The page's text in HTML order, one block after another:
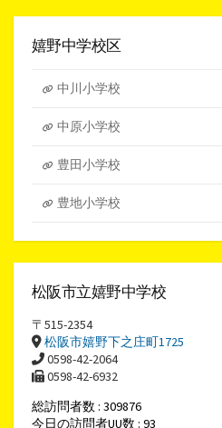
イ
嬉野中学校区
中川小学校
中原小学校
豊田小学校
豊地小学校
松阪市立嬉野中学校
〒515-2354
松阪市嬉野下之庄町1725
0598-42-2064
0598-42-6932
総訪問者数 : 309876
今日の訪問者UU数 : 93